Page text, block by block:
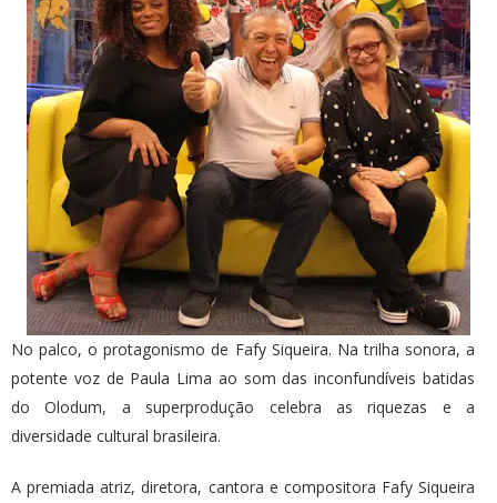
No palco, o protagonismo de Fafy Siqueira. Na trilha sonora, a
potente voz de Paula Lima ao som das inconfundíveis batidas
do Olodum, a superprodução celebra as riquezas e a
diversidade cultural brasileira.
A premiada atriz, diretora, cantora e compositora Fafy Siqueira